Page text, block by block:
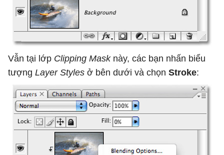
Vẫn tại lớp Clipping Masknày, các bạn nhấn biểu
tượng Layer Styles ở bên dưới và chọn Stroke: